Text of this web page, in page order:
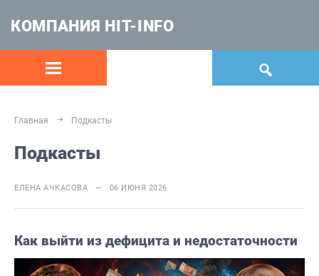
КОМПАНИЯ HIT-INFO
Главная Подкасты
Подкасты
ЕЛЕНА АЧКАСОВА — 06 ИЮНЯ 2026
Как выйти из дефицита и недостаточности